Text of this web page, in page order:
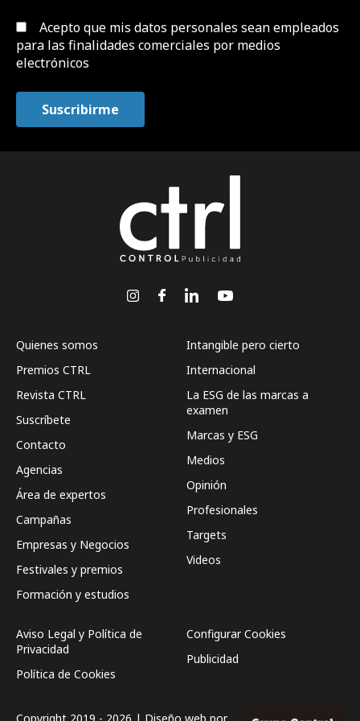
Acepto que mis datos personales sean empleados
para las finalidades comerciales por medios
electrónicos
Quienes somos
Premios CTRL
Revista CTRL
Suscríbete
Contacto
Agencias
Área de expertos
Campañas
Empresas y Negocios
Festivales y premios
Formación y estudios
Intangible pero cierto
Internacional
La ESG de las marcas a
examen
Marcas y ESG
Medios
Opinión
Profesionales
Targets
Videos
Aviso Legal y Política de
Privacidad
Política de Cookies
Configurar Cookies
Publicidad